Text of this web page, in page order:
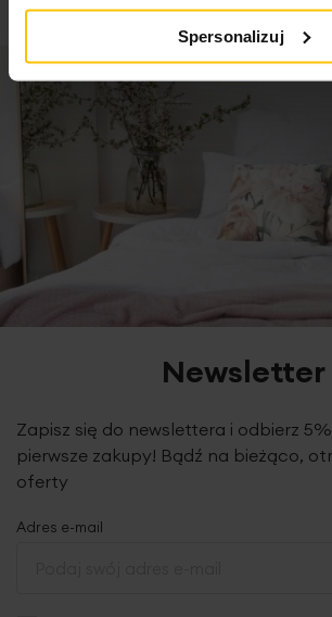
Spersonalizuj
Newsletter
Zapisz się do newslettera i odbierz
pierwsze zakupy! Bądź na bieżąco,
oferty
Adres e-mail